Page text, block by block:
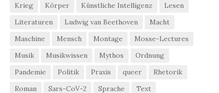
Krieg
Körper Künstliche Intelligenz
Lesen
Literaturen
Ludwig van Beethoven
Macht
Maschine
Mensch Montage
Mosse-Lectures
Musik
Musikwissen Mythos
Ordnung
Pandemie
Politik Praxis queer
Rhetorik
Roman
Sars-CoV-2 Sprache Text